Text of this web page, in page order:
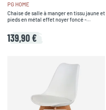
PG HOME
Chaise de salle à manger en tissu jaune et
pieds en métal effet noyer foncé -
139,90 €